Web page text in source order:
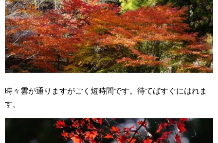
時々雲が通りますがごく短時間です。待てばすぐにはれま
す。